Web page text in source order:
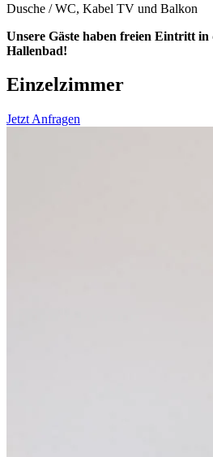
Dusche / WC, Kabel TV und Balkon
Unsere Gäste haben freien Eintritt in
Hallenbad!
Einzelzimmer
Jetzt Anfragen